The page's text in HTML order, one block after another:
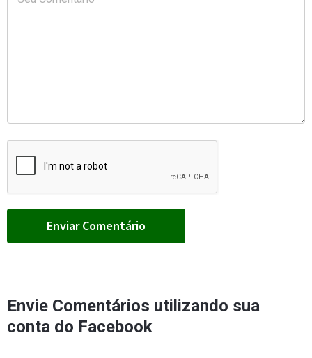
Envie Comentários utilizando sua
conta do Facebook